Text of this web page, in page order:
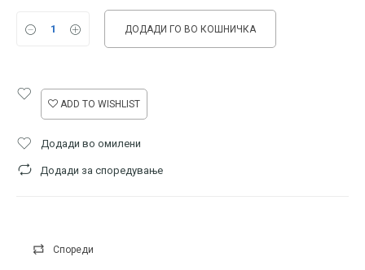
ДОДАДИ ГО ВО КОШНИЧКА
ADD TO WISHLIST
Додади во омилени
Додади за споредување
Спореди